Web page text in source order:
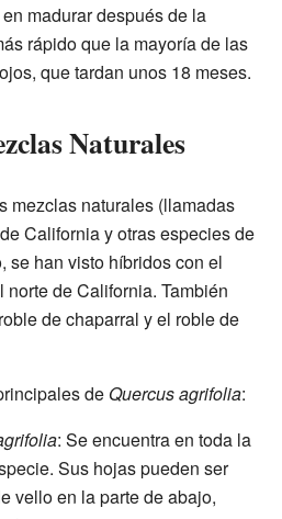
madurar después de la
rápido que la mayoría de las
que tardan unos 18 meses.
Naturales
mezclas naturales (llamadas
California y otras especies de
se han visto híbridos con el
de California. También
de chaparral y el roble de
de Quercus agrifolia:
: Se encuentra en toda la
Sus hojas pueden ser
vello en la parte de abajo,